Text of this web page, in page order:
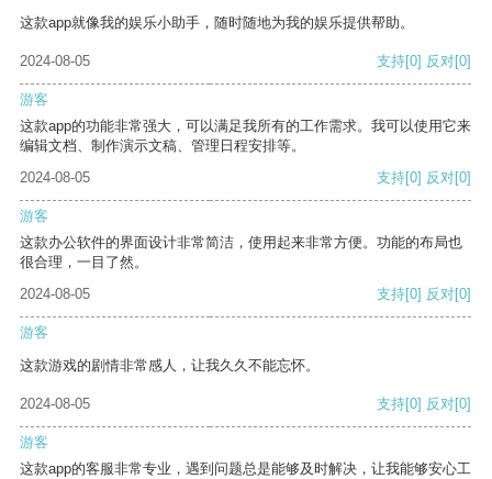
这款app就像我的娱乐小助手，随时随地为我的娱乐提供帮助。
2024-08-05 支持[0] 反对[0]
游客
这款app的功能非常强大，可以满足我所有的工作需求。我可以使用它来
编辑文档、制作演示文稿、管理日程安排等。
2024-08-05
支持[0] 反对[0]
游客
这款办公软件的界面设计非常简洁，使用起来非常方便。功能的布局也
很合理，一目了然。
2024-08-05
支持[0] 反对[0]
游客
这款游戏的剧情非常感人，让我久久不能忘怀。
2024-08-05 支持[0] 反对[0]
游客
这款app的客服非常专业，遇到问题总是能够及时解决，让我能够安心工